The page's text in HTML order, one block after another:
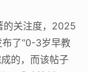
的关注度，2025
了“0-3岁早教
的，而该帖子